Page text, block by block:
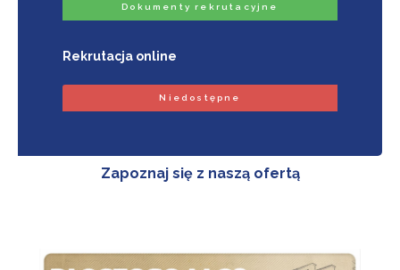
Dokumenty rekrutacyjne
Rekrutacja online
Niedostępne
Zapoznaj się z naszą ofertą